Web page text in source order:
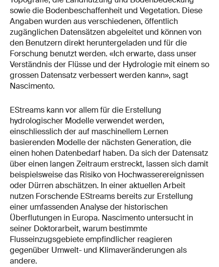
sowie die Bodenbeschaffenheit und Vegetation. Diese
Angaben wurden aus verschiedenen, öffentlich
zugänglichen Datensätzen abgeleitet und können von
den Benutzern direkt heruntergeladen und für die
Forschung benutzt werden. «Ich erwarte, dass unser
Verständnis der Flüsse und der Hydrologie mit einem so
grossen Datensatz verbessert werden kann», sagt
Nascimento.
EStreams kann vor allem für die Erstellung
hydrologischer Modelle verwendet werden,
einschliesslich der auf maschinellem Lernen
basierenden Modelle der nächsten Generation, die
einen hohen Datenbedarf haben. Da sich der Datensatz
über einen langen Zeitraum erstreckt, lassen sich damit
beispielsweise das Risiko von Hochwasserereignissen
oder Dürren abschätzen. In einer aktuellen Arbeit
nutzen Forschende EStreams bereits zur Erstellung
einer umfassenden Analyse der historischen
Überflutungen in Europa. Nascimento untersucht in
seiner Doktorarbeit, warum bestimmte
Flusseinzugsgebiete empfindlicher reagieren
gegenüber Umwelt- und Klimaveränderungen als
andere.